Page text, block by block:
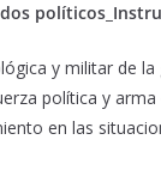
y militar de
política y
en las